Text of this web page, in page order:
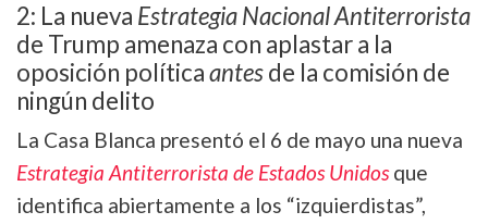
2: La nueva Estrategia Nacional Antiterrorista
de Trump amenaza con aplastar a la
oposición políticaantesde la comisión de
ningún delito
La Casa Blanca presentó el 6 de mayo una nueva
Estrategia Antiterrorista de Estados Unidosque
identifica abiertamente a los “izquierdistas”,